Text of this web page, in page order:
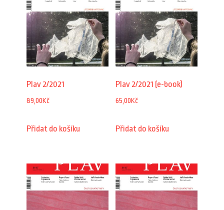
Plav 2/2021
89,00Kč
Přidat do košíku
Plav 2/2021 (e-book)
65,00Kč
Přidat do košíku